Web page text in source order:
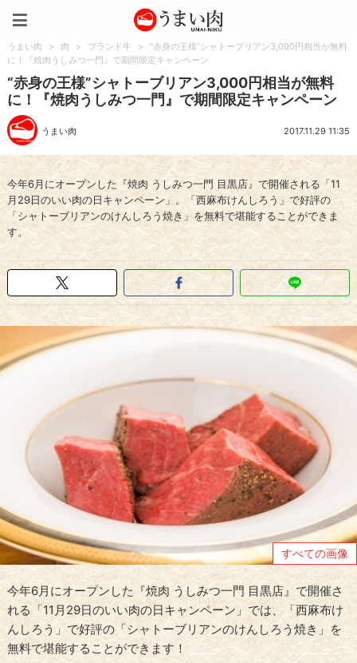
うまい肉 > 肉 > ブランド牛 >
“赤身の王様”シャトーブリアン3,000円相当が無料
に！『焼肉うしみつ一門』で期間限定キャンペーン
“赤身の王様”シャトーブリアン3,000円相当が無料
に！『焼肉うしみつ一門』で期間限定キャンペーン
うまい肉 2017.11.29 11:35
今年6月にオープンした『焼肉 うしみつ一門 目黒店』で開催される「11
月29日のいい肉の日キャンペーン」。「西麻布けんしろう」で好評の
「シャトーブリアンのけんしろう焼き」を無料で堪能することができま
す。
すべての画像
今年6月にオープンした『焼肉 うしみつ一門 目黒店』で開催さ
れる「11月29日のいい肉の日キャンペーン」では、「西麻布け
んしろう」で好評の「シャトーブリアンのけんしろう焼き」を
無料で堪能することができます！